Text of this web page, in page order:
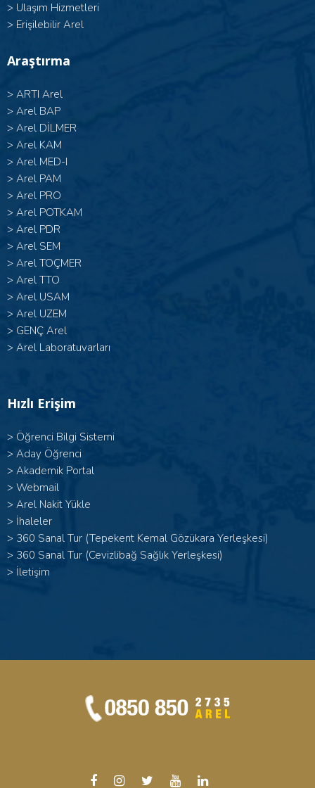
> Ulaşım Hizmetleri
> Erişilebilir Arel
Araştırma
> ARTI Arel
> Arel BAP
> Arel DİLMER
> Arel KAM
> Arel MED-I
> Arel PAM
> Arel PRO
> Arel POTKAM
> Arel PDR
> Arel SEM
> Arel TOÇMER
> Arel TTO
> Arel USAM
> Arel UZEM
> GENÇ Arel
> Arel Laboratuvarları
Hızlı Erişim
> Öğrenci Bilgi Sistemi
> Aday Öğrenci
> Akademik Portal
> Webmail
> Arel Nakit Yükle
> İhaleler
> 360 Sanal Tur (Tepekent Kemal Gözükara Yerleşkesi)
> 360 Sanal Tur (Cevizlibağ Sağlık Yerleşkesi)
> İletişim